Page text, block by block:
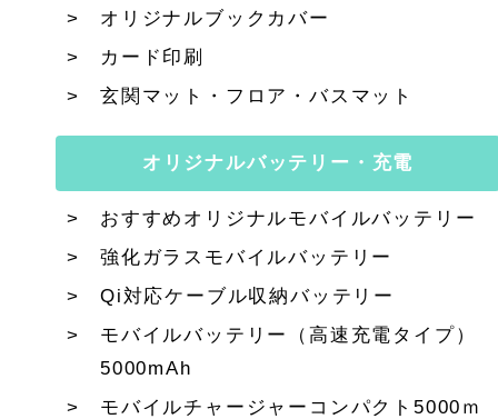
オリジナルブックカバー
カード印刷
玄関マット・フロア・バスマット
オリジナルバッテリー・充電
おすすめオリジナルモバイルバッテリー
強化ガラスモバイルバッテリー
Qi対応ケーブル収納バッテリー
モバイルバッテリー（高速充電タイプ）
5000mAh
モバイルチャージャーコンパクト5000ｍ